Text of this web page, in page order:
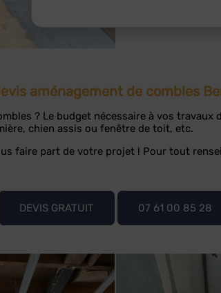
aménagement de combles
? Le budget nécessaire à vos
chien assis ou fenêtre de toit, etc.
faire part de votre projet ! Pour tout
DEVIS GRATUIT 07 61 00 85 28